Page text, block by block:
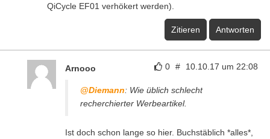
QiCycle EF01 verhökert werden).
Zitieren Antworten
0 # 10.10.17 um 22:08
Arnooo
@Diemann: Wie üblich schlecht
recherchierter Werbeartikel.
Ist doch schon lange so hier. Buchstäblich *alles*,